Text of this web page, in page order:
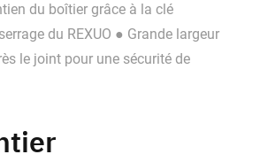
du boîtier grâce à la clé
du REXUO ● Grande largeur
le joint pour une sécurité de